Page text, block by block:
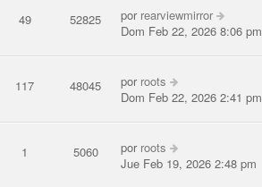
49 52825 por rearviewmirror
Dom Feb 22, 2026 8:06 pm
117 48045 por roots
Dom Feb 22, 2026 2:41 pm
1 5060 por roots
Jue Feb 19, 2026 2:48 pm